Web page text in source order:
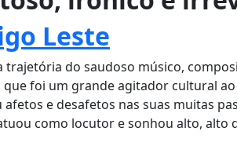
Leste
do saudoso músico,
foi um grande agitador cultural
e desafetos nas suas muitas
como locutor e sonhou alto, alto